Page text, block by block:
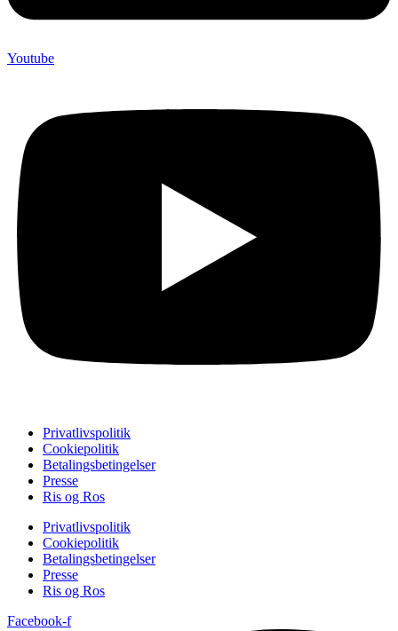
Youtube
Privatlivspolitik
Cookiepolitik
Betalingsbetingelser
Presse
Ris og Ros
Privatlivspolitik
Cookiepolitik
Betalingsbetingelser
Presse
Ris og Ros
Facebook-f